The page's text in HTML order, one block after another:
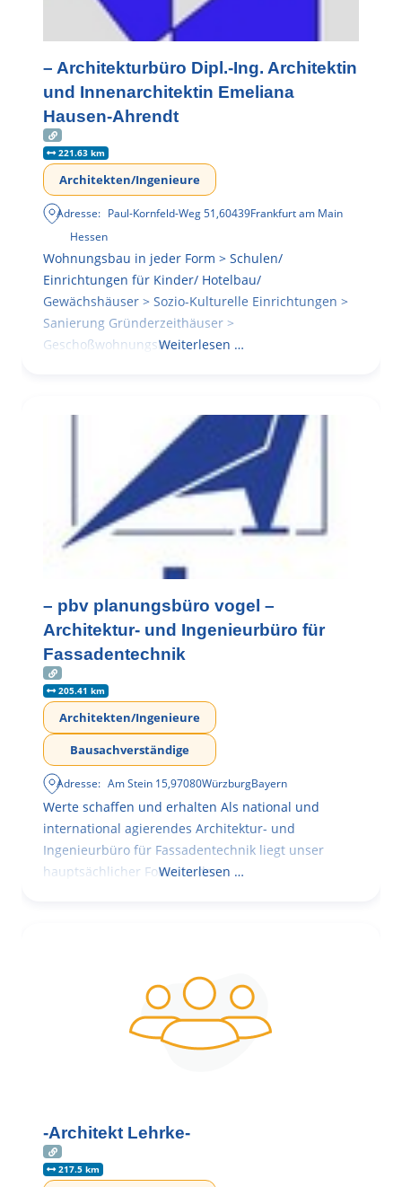
– Architekturbüro Dipl.-Ing. Architektin
und Innenarchitektin Emeliana
Hausen-Ahrendt
221.63 km
Architekten/Ingenieure
Adresse: Paul-Kornfeld-Weg 51,60439Frankfurt am Main
Hessen
Wohnungsbau in jeder Form > Schulen/
Einrichtungen für Kinder/ Hotelbau/
Gewächshäuser > Sozio-Kulturelle Einrichtungen >
Sanierung Gründerzeithäuser >
GeschoßwohnungsbauWeiterlesen …
– pbv planungsbüro vogel –
Architektur- und Ingenieurbüro für
Fassadentechnik
205.41 km
Architekten/Ingenieure
Bausachverständige
Adresse: Am Stein 15,97080WürzburgBayern
Werte schaffen und erhalten Als national und
international agierendes Architektur- und
Ingenieurbüro für Fassadentechnik liegt unser
hauptsächlicher Fokus in der
Weiterlesen …
-Architekt Lehrke-
217.5 km